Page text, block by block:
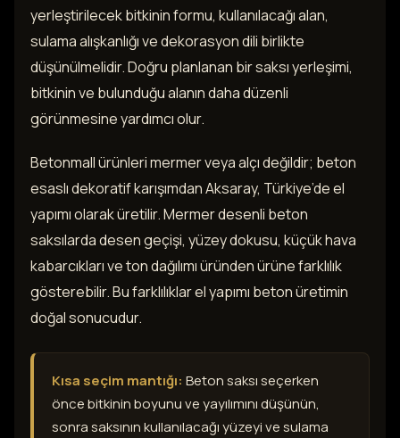
yerleştirilecek bitkinin formu, kullanılacağı alan,
sulama alışkanlığı ve dekorasyon dili birlikte
düşünülmelidir. Doğru planlanan bir saksı yerleşimi,
bitkinin ve bulunduğu alanın daha düzenli
görünmesine yardımcı olur.
Betonmall ürünleri mermer veya alçı değildir; beton
esaslı dekoratif karışımdan Aksaray, Türkiye’de el
yapımı olarak üretilir. Mermer desenli beton
saksılarda desen geçişi, yüzey dokusu, küçük hava
kabarcıkları ve ton dağılımı üründen ürüne farklılık
gösterebilir. Bu farklılıklar el yapımı beton üretimin
doğal sonucudur.
Kısa seçim mantığı: Beton saksı seçerken
önce bitkinin boyunu ve yayılımını düşünün,
sonra saksının kullanılacağı yüzeyi ve sulama